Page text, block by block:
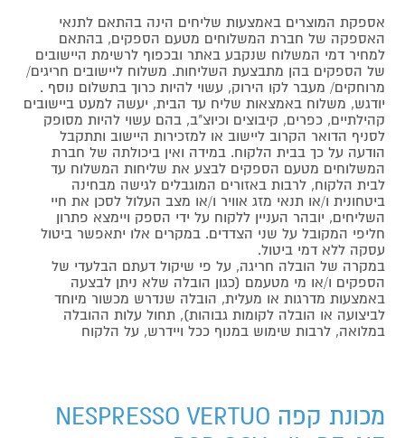
אספקת המוצרים באמצעות שליחים הינה בהתאם לתנאי
האספקה של חברת המשלוחים מטעם הספקים, בהתאם
למחיר דמי המשלוח שנקבע באתר ובכפוף לרשימת היישובים
של הספקים בהן מתבצעת השליחות. משלוח ליישובים חריגים/
מרוחקים/ מעבר לקו הירוק, עשוי להיות כרוך בתשלום נוסף .
יודגש, משלוח באמצאות שליח עד הבית, יעשה למעט ביישובים
קהילתיים, כפרים, קיבוצים וכיוצ"ב, בהם עשוי להיות מסופק
לסניף הדואר הקרוב ליישוב או למזכירות היישוב ותתקבל
הודעה על כך בבית הלקוח. במידה ואין ביכולתה של חברת
המשלוחים מטעם הספקים לבצע את שליחות המשלוח עד
לבית הלקוח, לרבות באזורים המוגבלים לגישה מבחינה
ביטחונית ו/או תנאי מזג אוויר ו/או מצב העלול לסכן את חיי
השליחים, יובהר העניין ללקוח על ידי הספק ויימצא פתרון
חליפי המקובל על שני הצדדים. במקרים אלו יתאפשר ביטול
עסקה ללא דמי ביטול.
במקרה של הובלה חריגה, על פי שיקול דעתם הבלעדי של
הספקים ו/או מי מטעמם (כגון הובלה שלא ניתן לבצעה
באמצעות מדרגות או מעלית, הובלה שנדרש מכשור מיוחד
לביצועה או הובלה לקומות גבוהות), תחול עלות ההובלה
במלואה, לרבות שימוש במנוף ככל ויידרש, על הלקוח
מכונת קפה NESPRESSO VERTUO